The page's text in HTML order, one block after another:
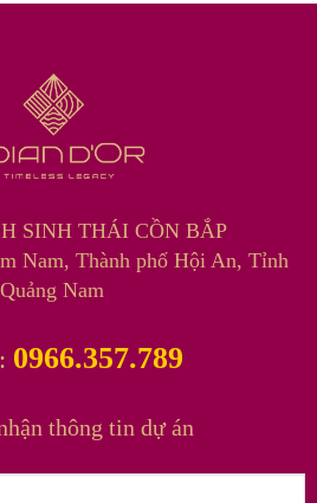
SINH THÁI CỒN BẮP
Nam, Thành phố Hội An, Tỉnh
Quảng Nam
0966.357.789
thông tin dự án